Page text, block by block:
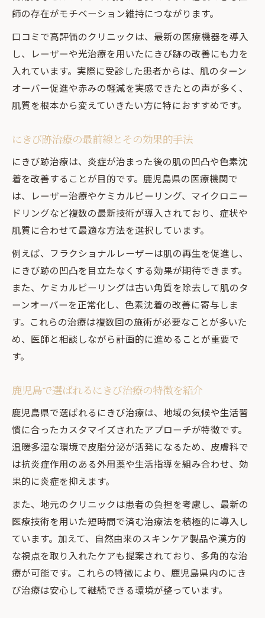
師の存在がモチベーション維持につながります。
口コミで高評価のクリニックは、最新の医療機器を導入
し、レーザーや光治療を用いたにきび跡の改善にも力を
入れています。実際に受診した患者からは、肌のターン
オーバー促進や赤みの軽減を実感できたとの声が多く、
肌質を根本から変えていきたい方に特におすすめです。
にきび跡治療の最前線とその効果的手法
にきび跡治療は、炎症が治まった後の肌の凹凸や色素沈
着を改善することが目的です。鹿児島県の医療機関で
は、レーザー治療やケミカルピーリング、マイクロニー
ドリングなど複数の最新技術が導入されており、症状や
肌質に合わせて最適な方法を選択しています。
例えば、フラクショナルレーザーは肌の再生を促進し、
にきび跡の凹凸を目立たなくする効果が期待できます。
また、ケミカルピーリングは古い角質を除去して肌のタ
ーンオーバーを正常化し、色素沈着の改善に寄与しま
す。これらの治療は複数回の施術が必要なことが多いた
め、医師と相談しながら計画的に進めることが重要で
す。
鹿児島で選ばれるにきび治療の特徴を紹介
鹿児島県で選ばれるにきび治療は、地域の気候や生活習
慣に合ったカスタマイズされたアプローチが特徴です。
温暖多湿な環境で皮脂分泌が活発になるため、皮膚科で
は抗炎症作用のある外用薬や生活指導を組み合わせ、効
果的に炎症を抑えます。
また、地元のクリニックは患者の負担を考慮し、最新の
医療技術を用いた短時間で済む治療法を積極的に導入し
ています。加えて、自然由来のスキンケア製品や漢方的
な視点を取り入れたケアも提案されており、多角的な治
療が可能です。これらの特徴により、鹿児島県内のにき
び治療は安心して継続できる環境が整っています。